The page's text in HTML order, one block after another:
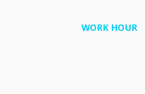
WORK HOUR